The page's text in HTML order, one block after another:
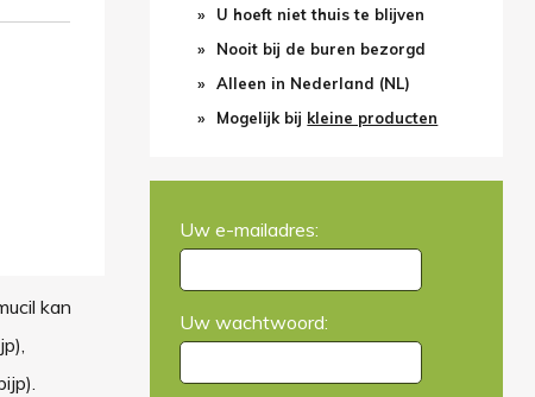
kan
U hoeft niet thuis te blijven
Nooit bij de buren bezorgd
Alleen in Nederland (NL)
Mogelijk bij kleine producten
Uw e-mailadres:
Uw wachtwoord: